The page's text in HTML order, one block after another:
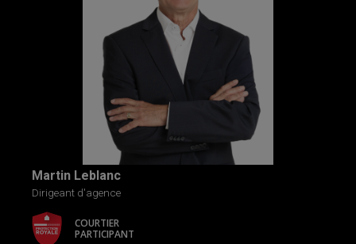
Martin Leblanc
Dirigeant d'agence
COURTIER
PARTICIPANT